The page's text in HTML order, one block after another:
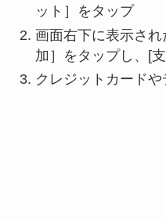
ット］をタップ
画面右下に表示さ
加］をタップし、[
クレジットカード